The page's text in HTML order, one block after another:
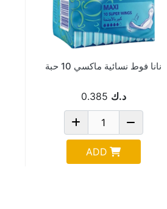
نانا فوط نسائية ماكسي 10 حبة
د.ك 0.385
ADD